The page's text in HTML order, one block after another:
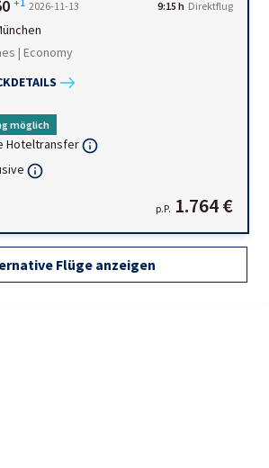
2026-11-13 9:15 h Direktflug
| Economy
möglich
Hoteltransfer
p.P. 1.764 €
Flüge anzeigen